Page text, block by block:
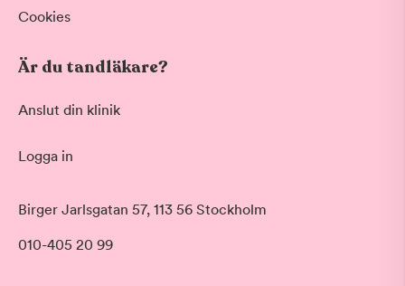
Skonsam blekning för vitare tänder
Datum
Tid på dagen
Morgon
Förmiddag
Cookies
Är du tandläkare?
Anslut din klinik
Logga in
Birger Jarlsgatan 57, 113 56 Stockholm
010-405 20 99